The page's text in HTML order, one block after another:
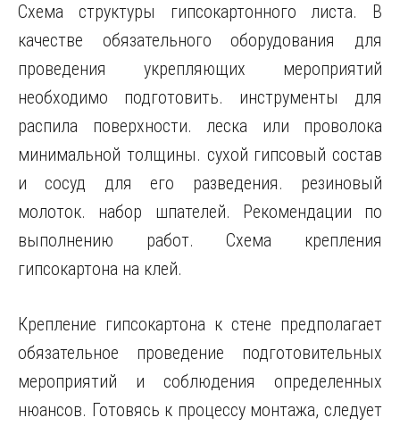
Схема структуры гипсокартонного листа. В
качестве обязательного оборудования для
проведения укрепляющих мероприятий
необходимо подготовить. инструменты для
распила поверхности. леска или проволока
минимальной толщины. сухой гипсовый состав
и сосуд для его разведения. резиновый
молоток. набор шпателей. Рекомендации по
выполнению работ. Схема крепления
гипсокартона на клей.
Крепление гипсокартона к стене предполагает
обязательное проведение подготовительных
мероприятий и соблюдения определенных
нюансов. Готовясь к процессу монтажа, следует